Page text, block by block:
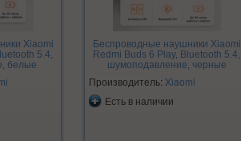
Xiaomi
5.4,
белые
Беспроводные наушники Xiaomi
Redmi Buds 6 Play, Bluetooth 5.4,
шумоподавление, черные
Производитель: Xiaomi
Есть в наличии